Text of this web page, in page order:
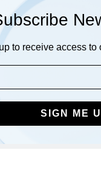
to receive access to
SIGN ME